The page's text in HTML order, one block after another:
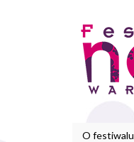
O festiwalu